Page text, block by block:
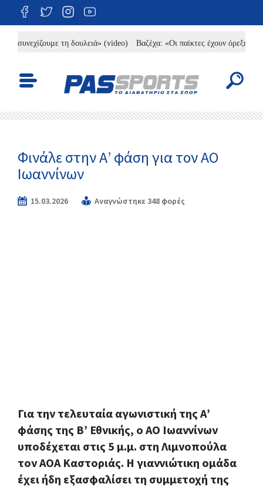
τη δουλειά» (video) Βαζέχα: «Οι παίκτες έχουν όρεξη,
Φινάλε στην Α’ φάση για τον ΑΟ
Ιωαννίνων
15.03.2026 Αναγνώστηκε 348 φορές
Για την τελευταία αγωνιστική της Α’
φάσης της Β’ Εθνικής, ο ΑΟ Ιωαννίνων
υποδέχεται στις 5 μ.μ. στη Λιμνοπούλα
τον ΑΟΑ Καστοριάς. Η γιαννιώτικη ομάδα
έχει ήδη εξασφαλίσει τη συμμετοχή της